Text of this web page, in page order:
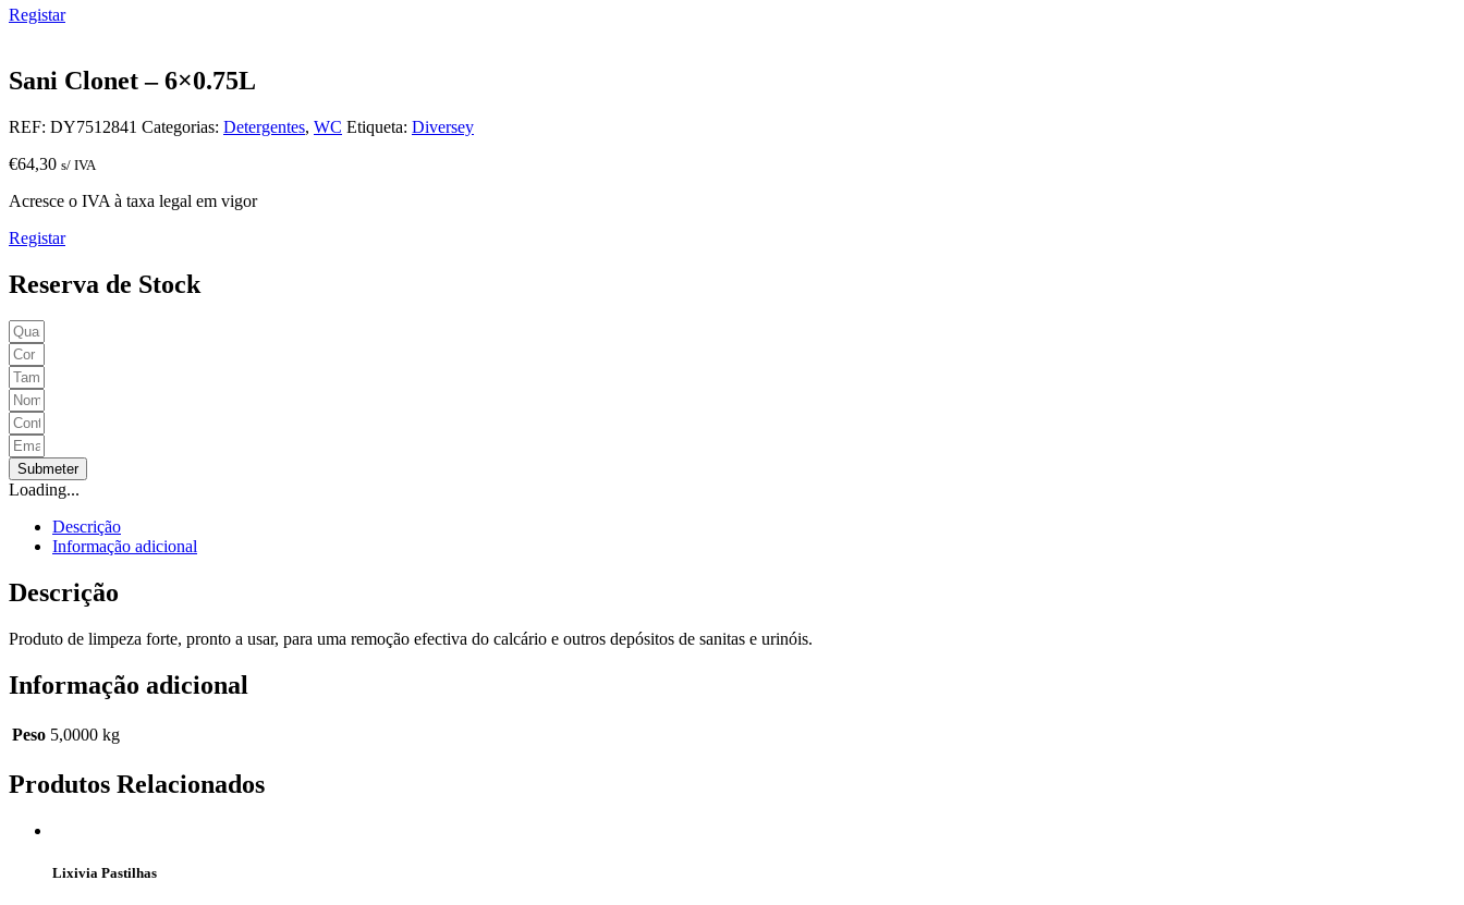
Registar
Sani Clonet – 6×0.75L
REF: DY7512841 Categorias: Detergentes, WC Etiqueta: Diversey
€64,30 s/ IVA
Acresce o IVA à taxa legal em vigor
Registar
Reserva de Stock
Submeter
Loading...
Descrição
Informação adicional
Descrição
Produto de limpeza forte, pronto a usar, para uma remoção efectiva do calcário e outros depósitos de sanitas e urinóis.
Informação adicional
Peso 5,0000 kg
Produtos Relacionados
Lixivia Pastilhas